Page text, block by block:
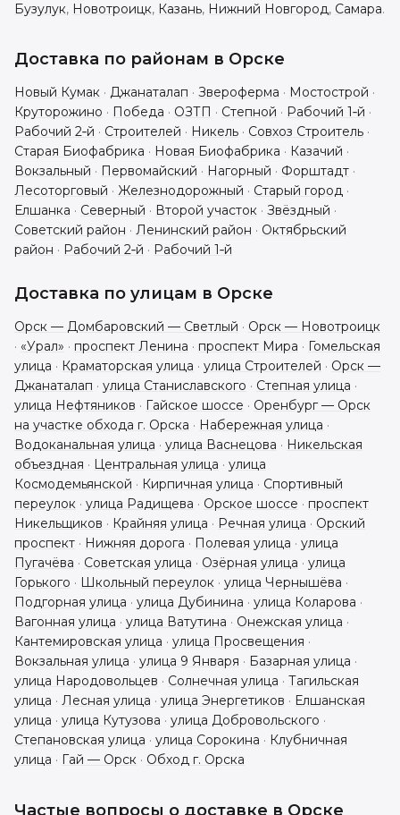
Бузулук, Новотроицк, Казань, Нижний Новгород, Самара.
Доставка по районам в Орске
Новый Кумак · Джанаталап · Звероферма · Мостострой ·
Круторожино · Победа · ОЗТП · Степной · Рабочий 1‑й ·
Рабочий 2‑й · Строителей · Никель · Совхоз Строитель ·
Старая Биофабрика · Новая Биофабрика · Казачий ·
Вокзальный · Первомайский · Нагорный · Форштадт ·
Лесоторговый · Железнодорожный · Старый город ·
Елшанка · Северный · Второй участок · Звёздный ·
Советский район · Ленинский район · Октябрьский
район · Рабочий 2‑й · Рабочий 1‑й
Доставка по улицам в Орске
Орск — Домбаровский — Светлый · Орск — Новотроицк
· «Урал» · проспект Ленина · проспект Мира · Гомельская
улица · Краматорская улица · улица Строителей · Орск —
Джанаталап · улица Станиславского · Степная улица ·
улица Нефтяников · Гайское шоссе · Оренбург — Орск
на участке обхода г. Орска · Набережная улица ·
Водоканальная улица · улица Васнецова · Никельская
объездная · Центральная улица · улица
Космодемьянской · Кирпичная улица · Спортивный
переулок · улица Радищева · Орское шоссе · проспект
Никельщиков · Крайняя улица · Речная улица · Орский
проспект · Нижняя дорога · Полевая улица · улица
Пугачёва · Советская улица · Озёрная улица · улица
Горького · Школьный переулок · улица Чернышёва ·
Подгорная улица · улица Дубинина · улица Коларова ·
Вагонная улица · улица Ватутина · Онежская улица ·
Кантемировская улица · улица Просвещения ·
Вокзальная улица · улица 9 Января · Базарная улица ·
улица Народовольцев · Солнечная улица · Тагильская
улица · Лесная улица · улица Энергетиков · Елшанская
улица · улица Кутузова · улица Добровольского ·
Степановская улица · улица Сорокина · Клубничная
улица · Гай — Орск · Обход г. Орска
Частые вопросы о доставке в Орске